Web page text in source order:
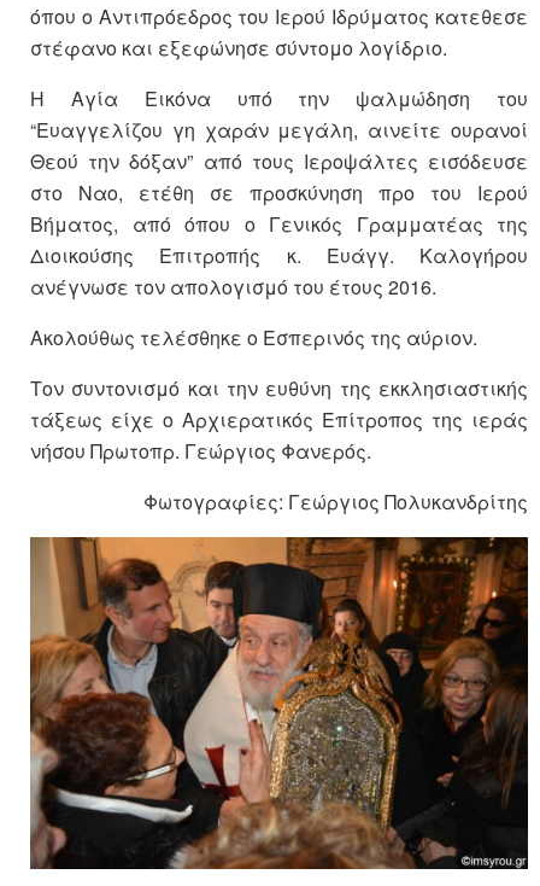
όπου ο Αντιπρόεδρος του Ιερού Ιδρύματος κατεθεσε
στέφανο και εξεφώνησε σύντομο λογίδριο.
Η Αγία Εικόνα υπό την ψαλμώδηση του
“Ευαγγελίζου γη χαράν μεγάλη, αινείτε ουρανοί
Θεού την δόξαν” από τους Ιεροψάλτες εισόδευσε
στο Ναο, ετέθη σε προσκύνηση προ του Ιερού
Βήματος, από όπου ο Γενικός Γραμματέας της
Διοικούσης Επιτροπής κ. Ευάγγ. Καλογήρου
ανέγνωσε τον απολογισμό του έτους 2016.
Ακολούθως τελέσθηκε ο Εσπερινός της αύριον.
Τον συντονισμό και την ευθύνη της εκκλησιαστικής
τάξεως είχε ο Αρχιερατικός Επίτροπος της ιεράς
νήσου Πρωτοπρ. Γεώργιος Φανερός.
Φωτογραφίες: Γεώργιος Πολυκανδρίτης